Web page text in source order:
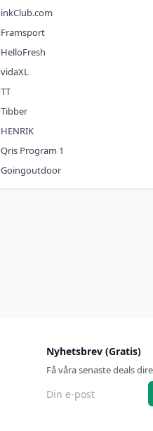
inkClub.com
Framsport
HelloFresh
vidaXL
TT
Tibber
HENRIK
Qris Program 1
Goingoutdoor
Nyhetsbrev (Gratis)
Få våra senaste deals